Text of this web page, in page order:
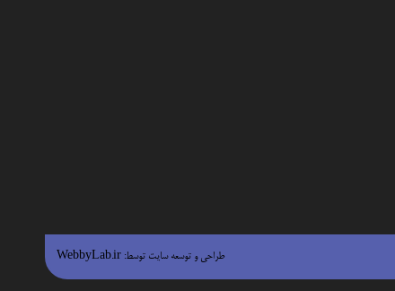
طراحی و توسعه سایت توسط: WebbyLab.ir